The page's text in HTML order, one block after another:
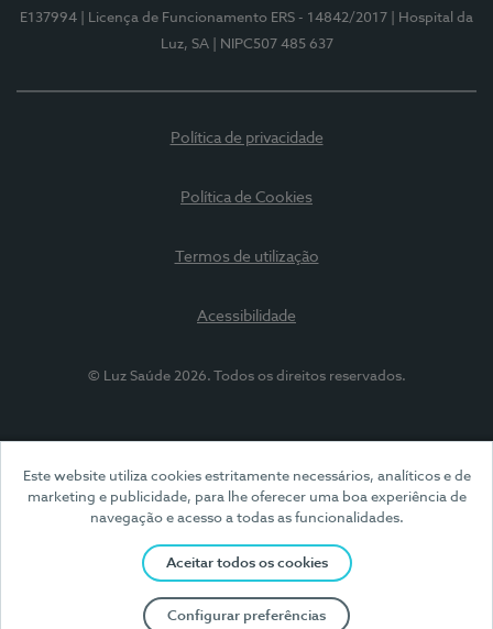
Este website utiliza cookies estritamente necessários, analíticos e de
marketing e publicidade, para lhe oferecer uma boa experiência de
navegação e acesso a todas as funcionalidades.
Aceitar todos os cookies
Configurar preferências
E137994
| Licença de Funcionamento ERS - 14842/2017
| Hospital da
Luz, SA
| NIPC507 485 637
Política de privacidade
Política de Cookies
Termos de utilização
Acessibilidade
© Luz Saúde 2026. Todos os direitos reservados.